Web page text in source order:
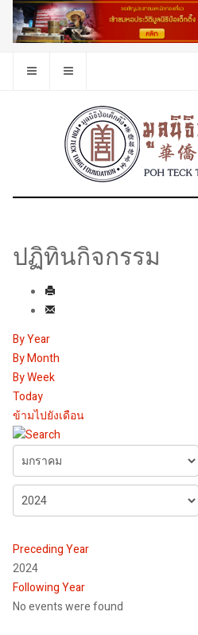
ปฏิทินกิจกรรม
By Year
By Month
By Week
Today
ข้ามไปยังเดือน
Preceding Year
2024
Following Year
No events were found